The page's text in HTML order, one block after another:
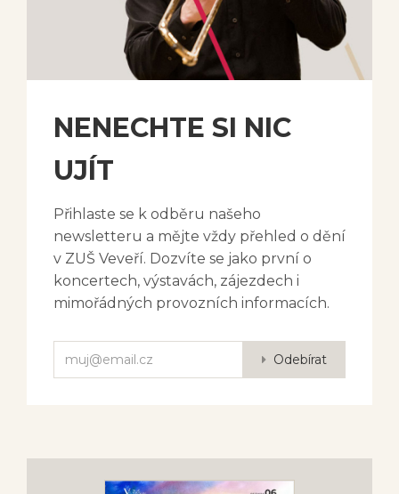
NENECHTE SI NIC
UJÍT
Přihlaste se k odběru našeho
newsletteru a mějte vždy přehled o dění
v ZUŠ Veveří. Dozvíte se jako první o
koncertech, výstavách, zájezdech i
mimořádných provozních informacích.
Odebírat